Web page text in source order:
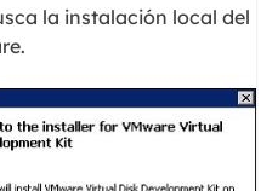
la instalación local del